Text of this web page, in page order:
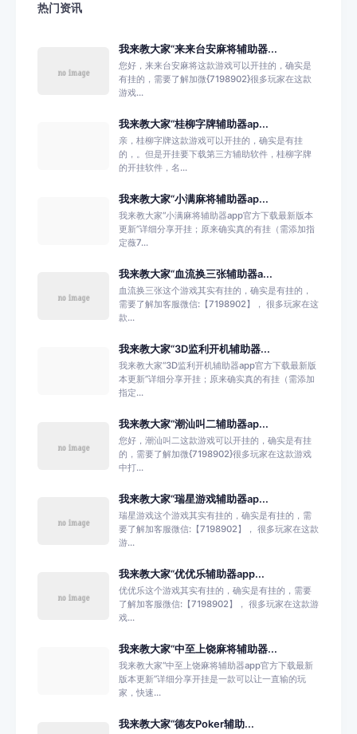
热门资讯
我来教大家“来来台安麻将辅助器...
您好，来来台安麻将这款游戏可以开挂的，确实是
有挂的，需要了解加微{7198902}很多玩家在这款
游戏...
我来教大家“桂柳字牌辅助器ap...
亲，桂柳字牌这款游戏可以开挂的，确实是有挂
的，。但是开挂要下载第三方辅助软件，桂柳字牌
的开挂软件，名...
我来教大家“小满麻将辅助器ap...
我来教大家“小满麻将辅助器app官方下载最新版本
更新”详细分享开挂；原来确实真的有挂（需添加指
定薇7...
我来教大家“血流换三张辅助器a...
血流换三张这个游戏其实有挂的，确实是有挂的，
需要了解加客服微信:【7198902】， 很多玩家在这
款...
我来教大家“3D监利开机辅助器...
我来教大家“3D监利开机辅助器app官方下载最新版
本更新”详细分享开挂；原来确实真的有挂（需添加
指定...
我来教大家“潮汕叫二辅助器ap...
您好，潮汕叫二这款游戏可以开挂的，确实是有挂
的，需要了解加微{7198902}很多玩家在这款游戏
中打...
我来教大家“瑞星游戏辅助器ap...
瑞星游戏这个游戏其实有挂的，确实是有挂的，需
要了解加客服微信:【7198902】， 很多玩家在这款
游...
我来教大家“优优乐辅助器app...
优优乐这个游戏其实有挂的，确实是有挂的，需要
了解加客服微信:【7198902】， 很多玩家在这款游
戏...
我来教大家“中至上饶麻将辅助器...
我来教大家“中至上饶麻将辅助器app官方下载最新
版本更新”详细分享开挂是一款可以让一直输的玩
家，快速...
我来教大家“德友Poker辅助...